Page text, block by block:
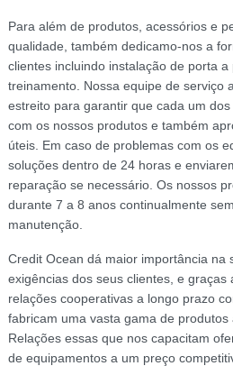
Para além de produtos, acessórios e
qualidade, também dedicamo-nos a
clientes incluindo instalação de porta
treinamento. Nossa equipe de serviço
estreito para garantir que cada um
com os nossos produtos e também
úteis. Em caso de problemas com os
soluções dentro de 24 horas e
reparação se necessário. Os nossos
durante 7 a 8 anos continualmente
manutenção.
Credit Ocean dá maior importância na
exigências dos seus clientes, e graças
relações cooperativas a longo prazo
fabricam uma vasta gama de produtos
Relações essas que nos capacitam
de equipamentos a um preço